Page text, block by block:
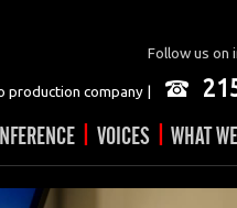
Follow us on
production company |
| VOICES | WHAT